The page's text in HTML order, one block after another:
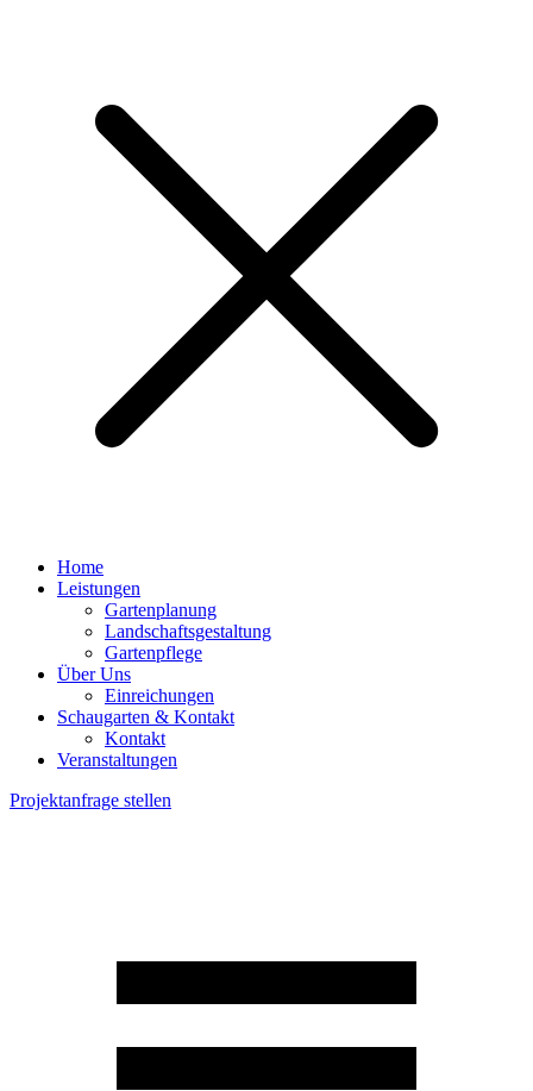
Home
Leistungen
Gartenplanung
Landschaftsgestaltung
Gartenpflege
Über Uns
Einreichungen
Schaugarten & Kontakt
Kontakt
Veranstaltungen
Projektanfrage stellen